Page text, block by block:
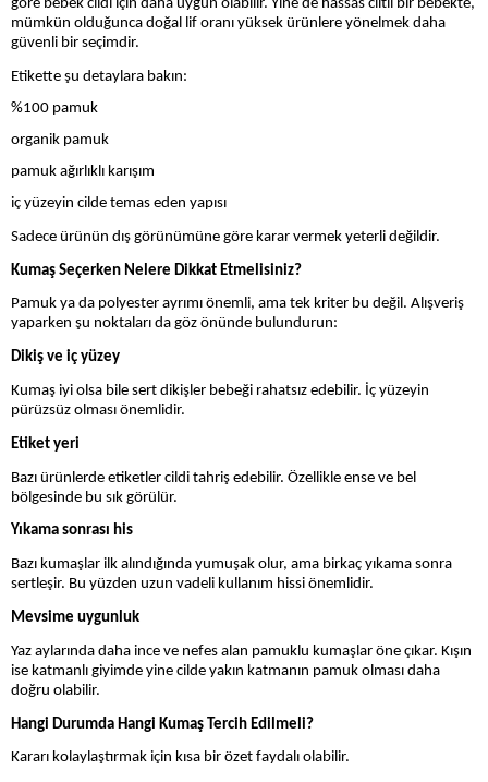
göre bebek cildi için daha uygun olabilir. Yine de hassas ciltli bir bebekte,
mümkün olduğunca doğal lif oranı yüksek ürünlere yönelmek daha
güvenli bir seçimdir.
Etikette şu detaylara bakın:
%100 pamuk
organik pamuk
pamuk ağırlıklı karışım
iç yüzeyin cilde temas eden yapısı
Sadece ürünün dış görünümüne göre karar vermek yeterli değildir.
Kumaş Seçerken Nelere Dikkat Etmelisiniz?
Pamuk ya da polyester ayrımı önemli, ama tek kriter bu değil. Alışveriş
yaparken şu noktaları da göz önünde bulundurun:
Dikiş ve iç yüzey
Kumaş iyi olsa bile sert dikişler bebeği rahatsız edebilir. İç yüzeyin
pürüzsüz olması önemlidir.
Etiket yeri
Bazı ürünlerde etiketler cildi tahriş edebilir. Özellikle ense ve bel
bölgesinde bu sık görülür.
Yıkama sonrası his
Bazı kumaşlar ilk alındığında yumuşak olur, ama birkaç yıkama sonra
sertleşir. Bu yüzden uzun vadeli kullanım hissi önemlidir.
Mevsime uygunluk
Yaz aylarında daha ince ve nefes alan pamuklu kumaşlar öne çıkar. Kışın
ise katmanlı giyimde yine cilde yakın katmanın pamuk olması daha
doğru olabilir.
Hangi Durumda Hangi Kumaş Tercih Edilmeli?
Kararı kolaylaştırmak için kısa bir özet faydalı olabilir.